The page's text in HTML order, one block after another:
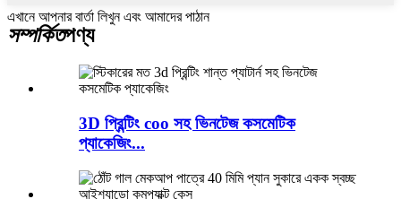
এখানে আপনার বার্তা লিখুন এবং আমাদের পাঠান
সম্পর্কিতপণ্য
3D প্রিন্টিং coo সহ ভিনটেজ কসমেটিক
প্যাকেজিং...